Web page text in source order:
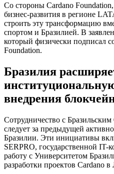
Со стороны Cardano
бизнес-развития в регионе
строить эту трансформацию
спортом и Бразилией. В
который физически подписал
Foundation.
Бразилия
внедрения
Сотрудничество с
следует за предыдущей
Бразилии. Эти инициативы
SERPRO, государственной IT-
работу с Университетом
разработки проектов Cardano